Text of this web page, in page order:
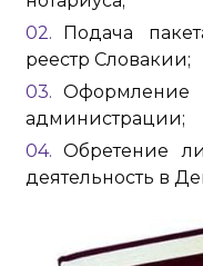
Подача
реестр Словакии;
администрации;
Обретение
деятельность в